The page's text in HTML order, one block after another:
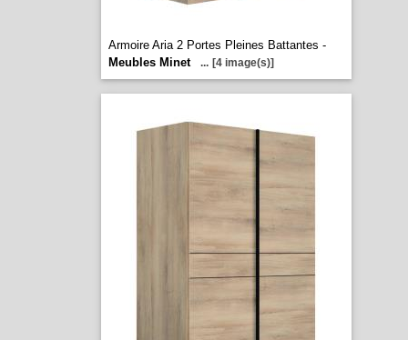
Armoire Aria 2 Portes Pleines Battantes -
Meubles Minet
... [4 image(s)]